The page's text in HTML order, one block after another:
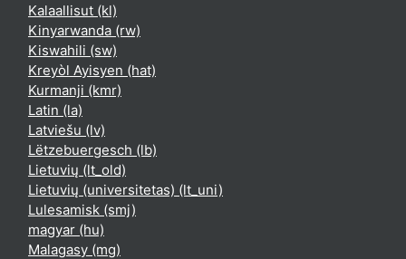
Kalaallisut ‎(kl)‎
Kinyarwanda ‎(rw)‎
Kiswahili ‎(sw)‎
Kreyòl Ayisyen ‎(hat)‎
Kurmanji ‎(kmr)‎
Latin ‎(la)‎
Latviešu ‎(lv)‎
Lëtzebuergesch ‎(lb)‎
Lietuvių ‎(lt_old)‎
Lietuvių (universitetas) ‎(lt_uni)‎
Lulesamisk ‎(smj)‎
magyar ‎(hu)‎
Malagasy ‎(mg)‎